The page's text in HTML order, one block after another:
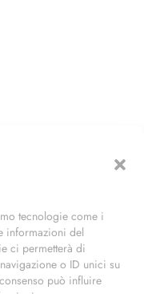
tecnologie come i
informazioni del
ci permetterà di
o ID unici su
può influire
(MI)